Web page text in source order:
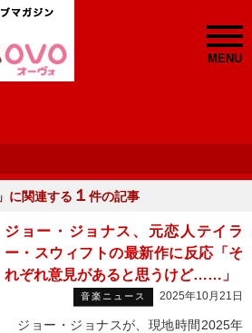
MENU
」に関連する １ 件の記事
ジョー・ジョナス、元恋人テイラ
ー・スウィフトの最新作に反応「そ
れぞれ意見があると思うけど……」
音楽ニュース 2025年10月21日
ジョー・ジョナスが、現地時間2025年